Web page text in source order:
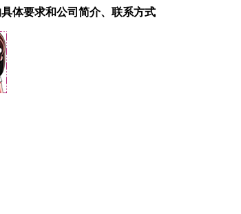
体要求和公司简介、联系方式